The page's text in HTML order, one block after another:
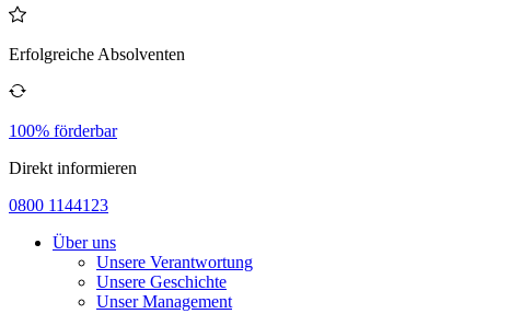
Erfolgreiche Absolventen
100% förderbar
Direkt informieren
0800 1144123
Über uns
Unsere Verantwortung
Unsere Geschichte
Unser Management